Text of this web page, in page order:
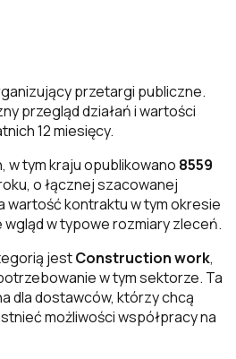
przetargi publiczne.
przegląd działań i wartości
12 miesięcy.
w tym kraju opublikowano 8559
o łącznej szacowanej
wartość kontraktu w tym okresie
wgląd w typowe rozmiary zleceń.
jestConstruction work,
w tym sektorze. Ta
dla dostawców, którzy chcą
możliwości współpracy na